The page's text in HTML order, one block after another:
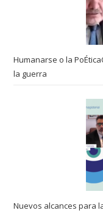
Humanarse o la
la guerra
Nuevos alcances para